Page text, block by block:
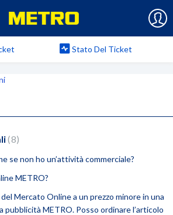
Stato Del Ticket
8
se non ho un’attività commerciale?
METRO?
Mercato Online a un prezzo minore in una
pubblicità METRO. Posso ordinare l’articolo